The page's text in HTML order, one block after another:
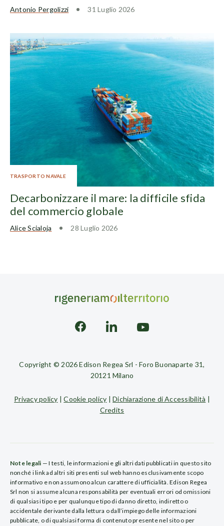
Antonio Pergolizzi 31 Luglio 2026
TRASPORTO NAVALE
Decarbonizzare il mare: la difficile sfida
del commercio globale
Alice Scialoja 28 Luglio 2026
Copyright © 2026 Edison Regea Srl - Foro Buonaparte 31,
20121 Milano
Privacy policy |Cookie policy |Dichiarazione di Accessibilità |
Credits
Note legali — I testi, le informazioni e gli altri dati pubblicati in questo sito
nonché i link ad altri siti presenti sul web hanno esclusivamente scopo
informativo e non assumono alcun carattere di ufficialità. Edison Regea
Srl non si assume alcuna responsabilità per eventuali errori od omissioni
di qualsiasi tipo e per qualunque tipo di danno diretto, indiretto o
accidentale derivante dalla lettura o dall’impiego delle informazioni
pubblicate, o di qualsiasi forma di contenuto presente nel sito o per